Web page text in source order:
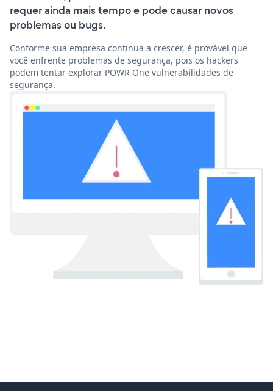
requer ainda mais tempo e pode causar novos
problemas ou bugs.
Conforme sua empresa continua a crescer, é provável que
você enfrente problemas de segurança, pois os hackers
podem tentar explorar POWR One vulnerabilidades de
segurança.